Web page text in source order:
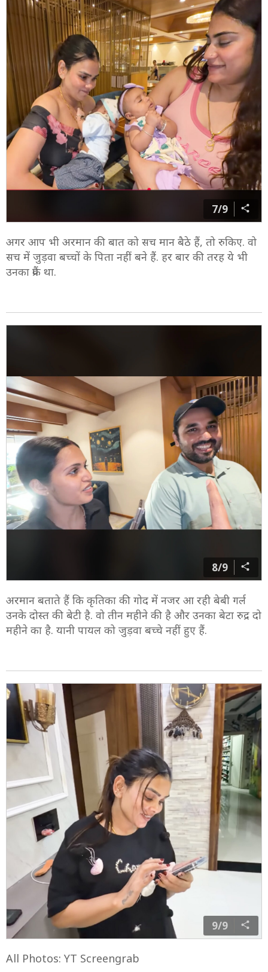
7/9
अगर आप भी अरमान की बात को सच मान बैठे हैं, तो रुकिए. वो
सच में जुड़वा बच्चों के पिता नहीं बने हैं. हर बार की तरह ये भी
उनका प्रैंक था.
8/9
अरमान बताते हैं कि कृतिका की गोद में नजर आ रही बेबी गर्ल
उनके दोस्त की बेटी है. वो तीन महीने की है और उनका बेटा रुद्र दो
महीने का है. यानी पायल को जुड़वा बच्चे नहीं हुए हैं.
9/9
All Photos: YT Screengrab